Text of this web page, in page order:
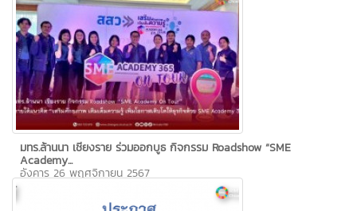
มทร.ล้านนา เชียงราย ร่วมออกบูธ กิจกรรม Roadshow “SME
Academy...
อังคาร 26 พฤศจิกายน 2567